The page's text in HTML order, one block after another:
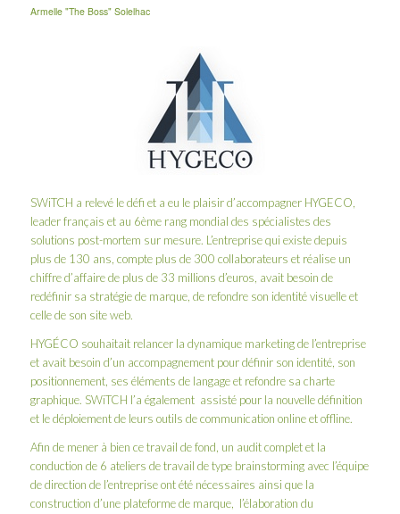
Armelle "The Boss" Solelhac
SWiTCH a relevé le défi et a eu le plaisir d’accompagner HYGECO
leader français et au 6ème rang mondial des spécialistes des
solutions post-mortem sur mesure. L’entreprise qui existe depuis
plus de 130 ans, compte plus de 300 collaborateurs et réalise un
chiffre d’affaire de plus de 33 millions d’euros, avait besoin de
redéfinir sa stratégie de marque, de refondre son identité visuelle et
celle de son site web.
HYGÉCO souhaitait relancer la dynamique marketing de l’entreprise
et avait besoin d’un accompagnement pour définir son identité, son
positionnement, ses éléments de langage et refondre sa charte
graphique. SWiTCH l’a également assisté pour la nouvelle définition
et le déploiement de leurs outils de communication online et offline.
Afin de mener à bien ce travail de fond, un audit complet et la
conduction de 6 ateliers de travail de type brainstorming avec l’équipe
de direction de l’entreprise ont été nécessaires ainsi que la
construction d’une plateforme de marque, l’élaboration du